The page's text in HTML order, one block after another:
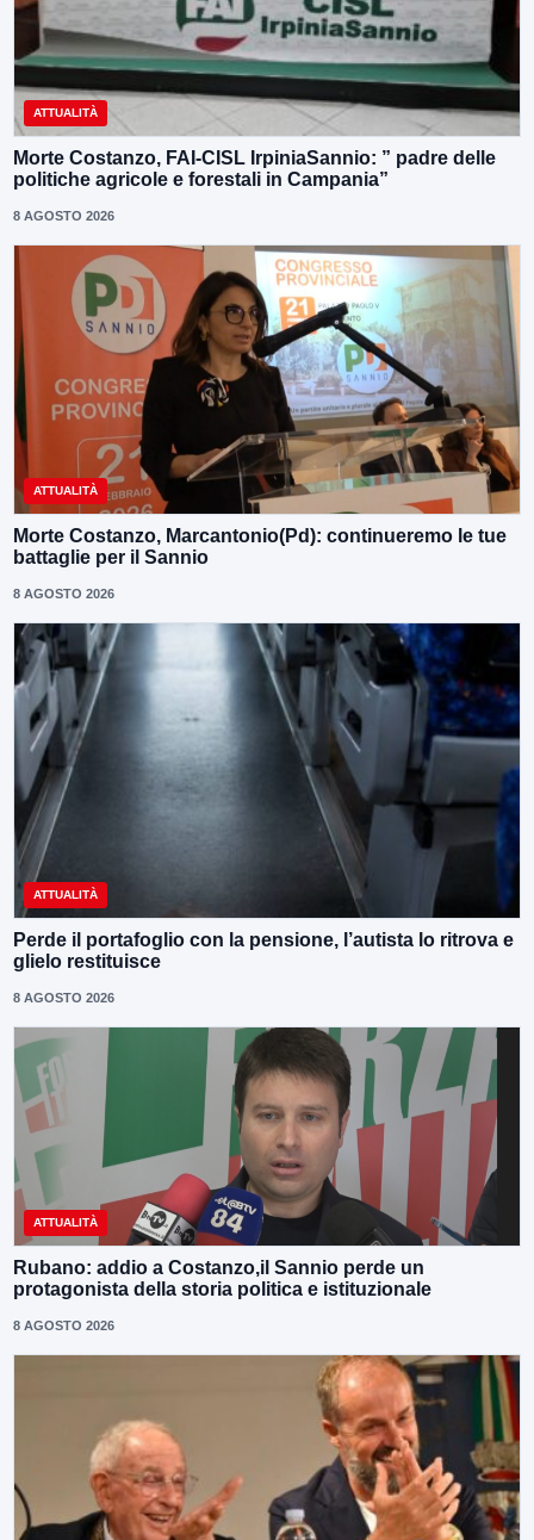
ATTUALITÀ
Morte Costanzo, FAI-CISL IrpiniaSannio: ” padre delle
politiche agricole e forestali in Campania”
8 AGOSTO 2026
ATTUALITÀ
Morte Costanzo, Marcantonio(Pd): continueremo le tue
battaglie per il Sannio
8 AGOSTO 2026
ATTUALITÀ
Perde il portafoglio con la pensione, l’autista lo ritrova e
glielo restituisce
8 AGOSTO 2026
ATTUALITÀ
Rubano: addio a Costanzo,il Sannio perde un
protagonista della storia politica e istituzionale
8 AGOSTO 2026